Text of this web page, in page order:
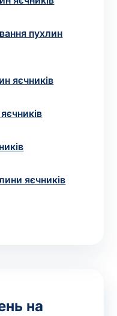
пухлин
яєчників
яєчників
на
консультацію .
всіх заходів для
непорозумінь,